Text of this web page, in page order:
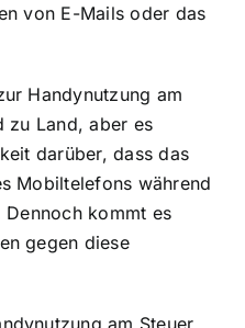
von E-Mails oder das
Handynutzung am
zu Land, aber es
darüber, dass das
Mobiltelefons während
kommt es
gegen diese
am Steuer